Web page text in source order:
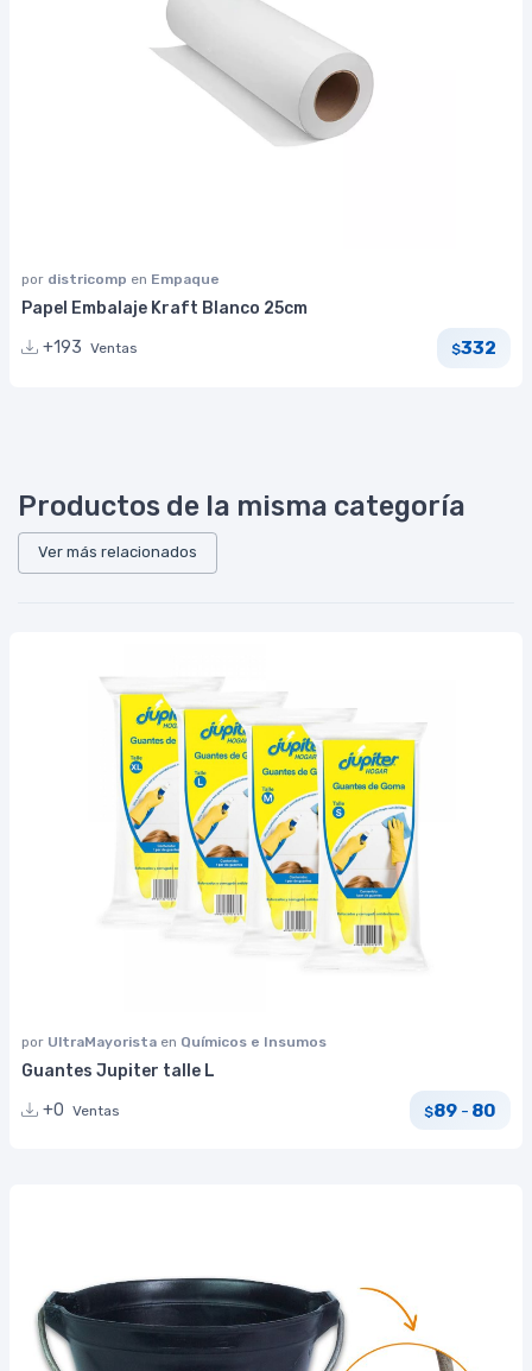
por districomp en Empaque
Papel Embalaje Kraft Blanco 25cm
+193 Ventas $332
Productos de la misma categoría
Ver más relacionados
por UltraMayorista en Químicos e Insumos
Guantes Jupiter talle L
+0 Ventas $89 - 80